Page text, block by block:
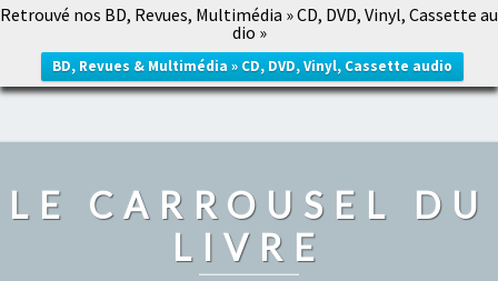
Retrouvé nos BD, Revues, Multimédia » CD, DVD, Vinyl, Cassette au
dio »
BD, Revues & Multimédia » CD, DVD, Vinyl, Cassette audio
LE CARROUSEL DU LIVRE
LE CARROUSEL DU
LIVRE